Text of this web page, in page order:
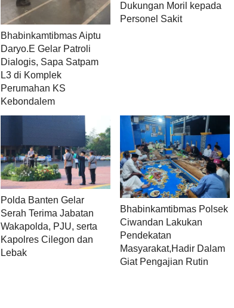
Bhabinkamtibmas Aiptu
Daryo.E Gelar Patroli
Dialogis, Sapa Satpam
L3 di Komplek
Perumahan KS
Kebondalem
Dukungan Moril kepada
Personel Sakit
Polda Banten Gelar
Serah Terima Jabatan
Wakapolda, PJU, serta
Kapolres Cilegon dan
Lebak
Bhabinkamtibmas Polsek
Ciwandan Lakukan
Pendekatan
Masyarakat,Hadir Dalam
Giat Pengajian Rutin